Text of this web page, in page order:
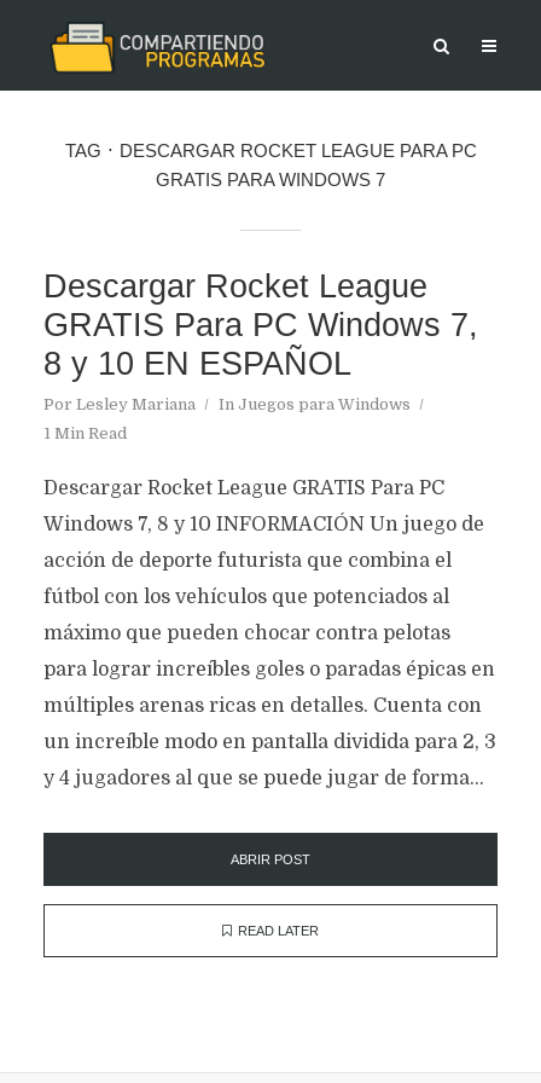
TAG
DESCARGAR ROCKET LEAGUE PARA PC
GRATIS PARA WINDOWS 7
Descargar Rocket League
GRATIS Para PC Windows 7,
8 y 10 EN ESPAÑOL
Por Lesley Mariana In Juegos para Windows
1 Min Read
Descargar Rocket League GRATIS Para PC
Windows 7, 8 y 10 INFORMACIÓN Un juego de
acción de deporte futurista que combina el
fútbol con los vehículos que potenciados al
máximo que pueden chocar contra pelotas
para lograr increíbles goles o paradas épicas en
múltiples arenas ricas en detalles. Cuenta con
un increíble modo en pantalla dividida para 2, 3
y 4 jugadores al que se puede jugar de forma...
ABRIR POST
READ LATER